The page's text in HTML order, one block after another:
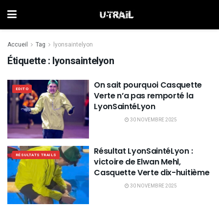
Accueil Tag lyonsaintelyon
Étiquette : lyonsaintelyon
EDITO
On sait pourquoi Casquette
Verte n’a pas remporté la
LyonSaintéLyon
30 NOVEMBRE 2025
RÉSULTATS TRAILS
Résultat LyonSaintéLyon :
victoire de Elwan Mehl,
Casquette Verte dix-huitième
30 NOVEMBRE 2025